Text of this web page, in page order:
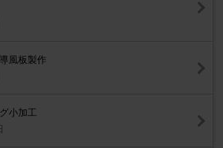
風板製作
小加工